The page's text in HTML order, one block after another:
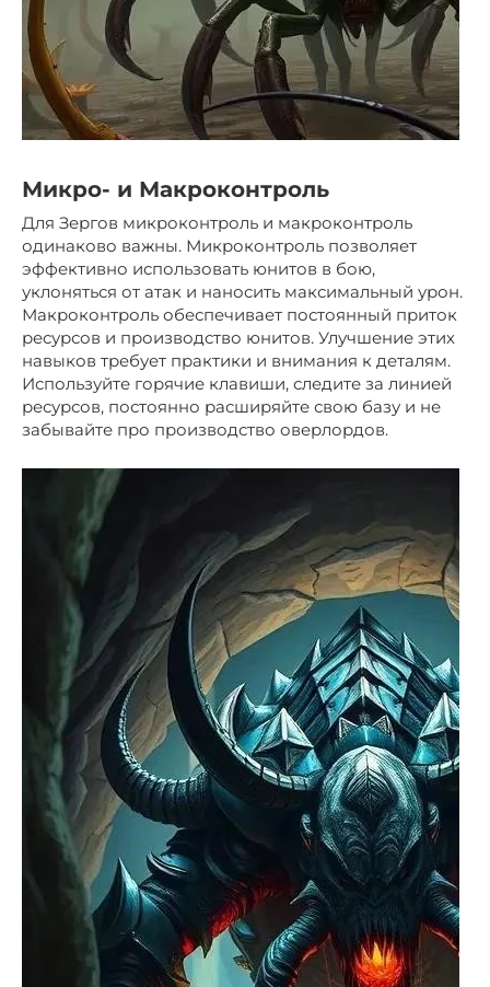
Микро- и Макроконтроль
Для Зергов микроконтроль и макроконтроль
одинаково важны. Микроконтроль позволяет
эффективно использовать юнитов в бою,
уклоняться от атак и наносить максимальный урон.
Макроконтроль обеспечивает постоянный приток
ресурсов и производство юнитов. Улучшение этих
навыков требует практики и внимания к деталям.
Используйте горячие клавиши, следите за линией
ресурсов, постоянно расширяйте свою базу и не
забывайте про производство оверлордов.